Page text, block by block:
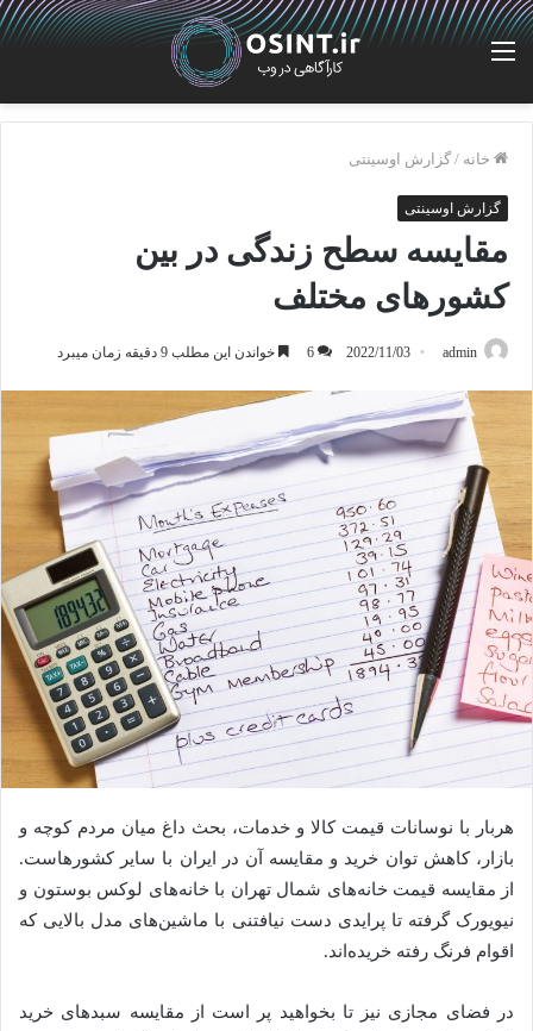
منو
خانه / گزارش اوسینتی
گزارش اوسینتی
مقایسه سطح زندگی در بین
کشورهای مختلف
admin
2022/11/03
6 خواندن این مطلب 9 دقیقه زمان میبرد
هربار با نوسانات قیمت کالا و خدمات، بحث داغ میان مردم کوچه و
بازار، کاهش توان خرید و مقایسه آن در ایران با سایر کشورهاست.
از مقایسه قیمت خانه‌های شمال تهران با خانه‌های لوکس بوستون و
نیویورک گرفته تا پرایدی دست نیافتنی با ماشین‌های مدل بالایی که
اقوام فرنگ رفته خریده‌اند.
در فضای مجازی نیز تا بخواهید پر است از مقایسه سبدهای خرید